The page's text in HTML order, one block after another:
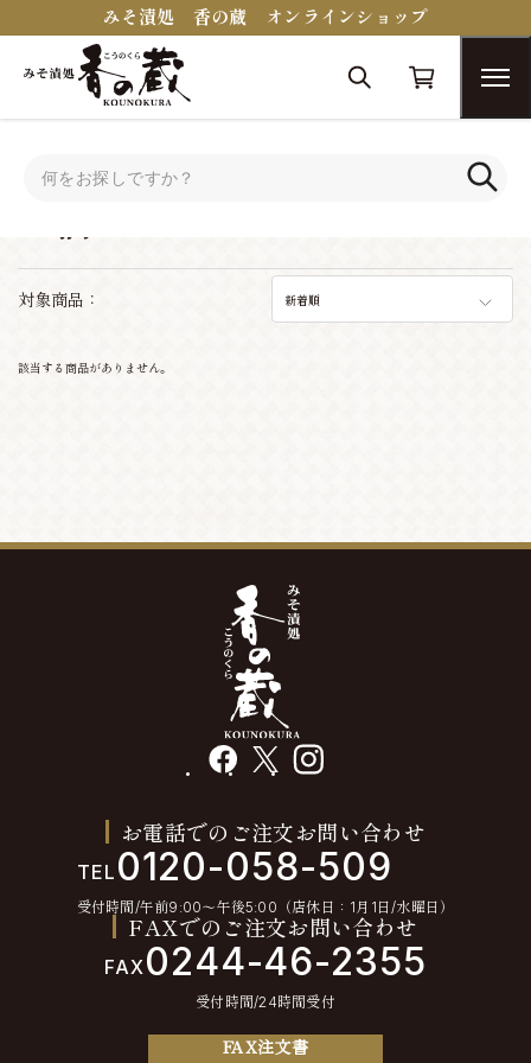
みそ漬処 香の蔵 オンラインショップ
対象商品： 新着順
該当する商品がありません。
facebook instagram
お電話でのご注文お問い合わせ
TEL 0120-058-509
受付時間/午前9:00〜午後5:00（店休日：1月1日/水曜日）
FAXでのご注文お問い合わせ
FAX0244-46-2355
受付時間/24時間受付
FAX注文書